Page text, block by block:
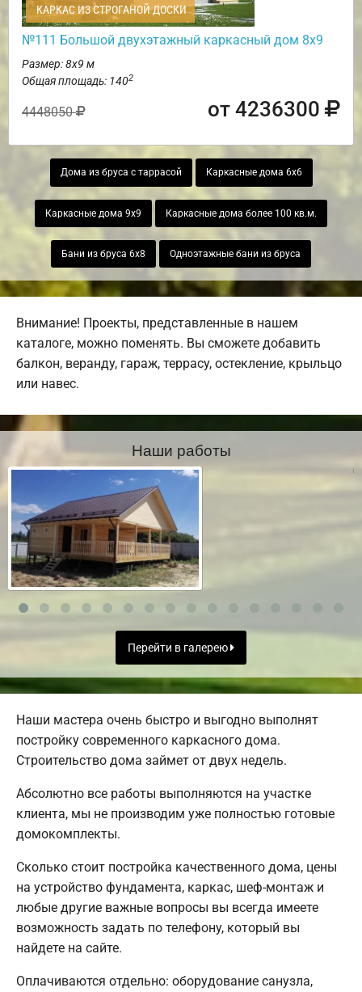
КАРКАС ИЗ СТРОГАНОЙ ДОСКИ
№111 Большой двухэтажный каркасный дом 8х9
Размер: 8х9 м
Общая площадь: 1402
4448050 от 4236300
Дома из бруса с таррасой Каркасные дома 6х6
Каркасные дома 9х9 Каркасные дома более 100 кв.м.
Бани из бруса 6х8 Одноэтажные бани из бруса
Внимание! Проекты, представленные в нашем
каталоге, можно поменять. Вы сможете добавить
балкон, веранду, гараж, террасу, остекление, крыльцо
или навес.
Наши работы
Перейти в галерею
Наши мастера очень быстро и выгодно выполнят
постройку современного каркасного дома.
Строительство дома займет от двух недель.
Абсолютно все работы выполняются на участке
клиента, мы не производим уже полностью готовые
домокомплекты.
Сколько стоит постройка качественного дома, цены
на устройство фундамента, каркас, шеф-монтаж и
любые другие важные вопросы вы всегда имеете
возможность задать по телефону, который вы
найдете на сайте.
Оплачиваются отдельно: оборудование санузла,